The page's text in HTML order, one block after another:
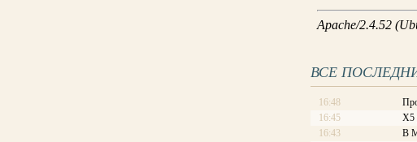
ВСЕ
16:48
16:45
X5
16:43
В